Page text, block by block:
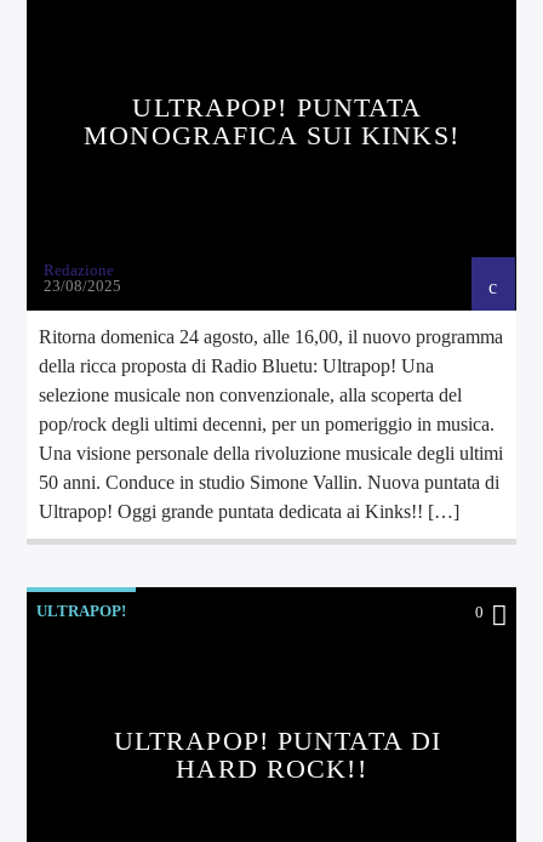
ULTRAPOP! PUNTATA
MONOGRAFICA SUI KINKS!
Redazione
23/08/2025
Ritorna domenica 24 agosto, alle 16,00, il nuovo programma
della ricca proposta di Radio Bluetu: Ultrapop! Una
selezione musicale non convenzionale, alla scoperta del
pop/rock degli ultimi decenni, per un pomeriggio in musica.
Una visione personale della rivoluzione musicale degli ultimi
50 anni. Conduce in studio Simone Vallin. Nuova puntata di
Ultrapop! Oggi grande puntata dedicata ai Kinks!! […]
ULTRAPOP! 0
ULTRAPOP! PUNTATA DI
HARD ROCK!!